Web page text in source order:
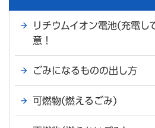
リチウムイオン電池(充電し
意！
ごみになるものの出し方
可燃物(燃えるごみ)